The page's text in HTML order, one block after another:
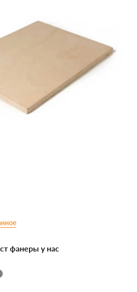
фанеры у нас